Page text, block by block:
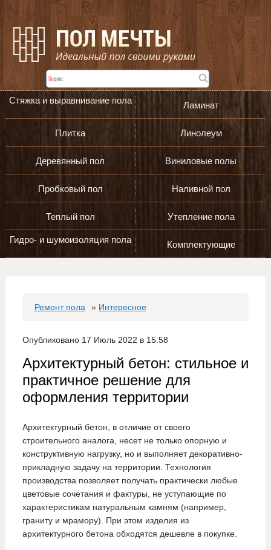
Стяжка и выравнивание пола Ламинат
Плитка Линолеум
Деревянный пол Виниловые полы
Пробковый пол Наливной пол
Теплый пол Утепление пола
Гидро- и шумоизоляция пола Комплектующие
Ремонт пола » Интересное
Опубликовано 17 Июль 2022 в 15:58
Архитектурный бетон: стильное и
практичное решение для
оформления территории
Архитектурный бетон, в отличие от своего
строительного аналога, несет не только опорную и
конструктивную нагрузку, но и выполняет декоративно-
прикладную задачу на территории. Технология
производства позволяет получать практически любые
цветовые сочетания и фактуры, не уступающие по
характеристикам натуральным камням (например,
граниту и мрамору). При этом изделия из
архитектурного бетона обходятся дешевле в покупке.